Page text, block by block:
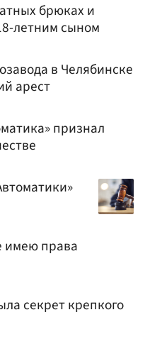
брюках и
летним сыном
в Челябинске
арест
признал
имею права
секрет крепкого